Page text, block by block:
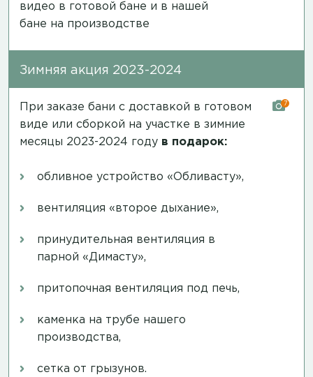
видео в готовой бане и в нашей
бане на производстве
Зимняя акция 2023-2024
При заказе бани с доставкой в готовом
виде или сборкой на участке в зимние
месяцы 2023-2024 году в подарок:
обливное устройство «Обливасту»,
вентиляция «второе дыхание»,
принудительная вентиляция в
парной «Димасту»,
притопочная вентиляция под печь,
каменка на трубе нашего
производства,
сетка от грызунов.
7